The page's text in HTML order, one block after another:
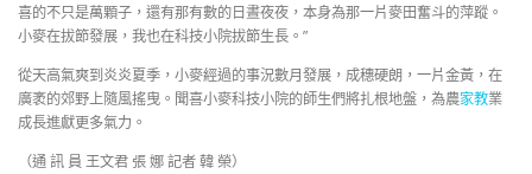
喜的不只是萬顆子，還有那有數的日晝夜夜，本身為那一片麥田奮斗的萍蹤。
小麥在拔節發展，我也在科技小院拔節生長。”
從天高氣爽到炎炎夏季，小麥經過的事況數月發展，成穗硬朗，一片金黃，在
廣袤的郊野上隨風搖曳。聞喜小麥科技小院的師生們將扎根地盤，為農家教業
成長進獻更多氣力。
（通 訊 員 王文君 張 娜 記者 韓 榮）